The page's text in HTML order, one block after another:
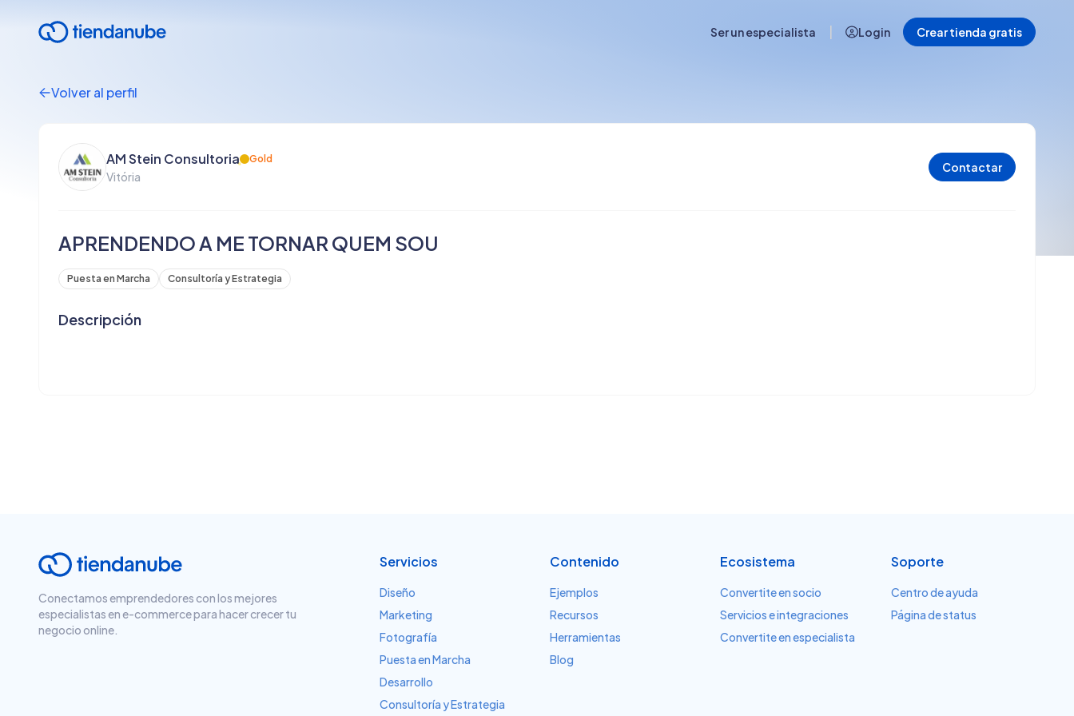
Ser un especialista Login Crear tienda gratis
Volver al perfil
AM Stein Consultoria Gold
Vitória
Contactar
APRENDENDO A ME TORNAR QUEM SOU
Puesta en Marcha Consultoría y Estrategia
Descripción
Conectamos emprendedores con los mejores
especialistas en e-commerce para hacer crecer tu
negocio online.
Servicios
Diseño
Marketing
Fotografía
Puesta en Marcha
Desarrollo
Consultoría y Estrategia
Contenido
Ejemplos
Recursos
Herramientas
Blog
Ecosistema
Convertite en socio
Servicios e integraciones
Convertite en especialista
Soporte
Centro de ayuda
Página de status